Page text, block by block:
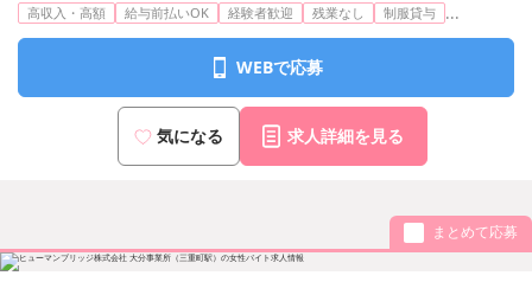
高収入・高額 給与前払いOK 経験者歓迎 残業なし 制服貸与 ...
WEBで応募
気になる 求人詳細を見る
まとめて応募